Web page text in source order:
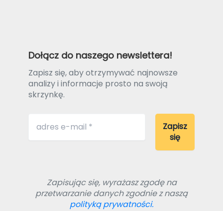
Dołącz do naszego newslettera!
Zapisz się, aby otrzymywać najnowsze
analizy i informacje prosto na swoją
skrzynkę.
Zapisując się, wyrażasz zgodę na
przetwarzanie danych zgodnie z naszą
polityką prywatności.